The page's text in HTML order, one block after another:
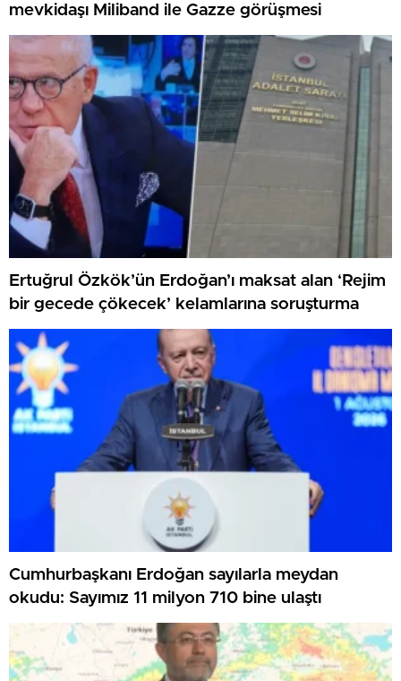
mevkidaşı Miliband ile Gazze görüşmesi
Ertuğrul Özkök’ün Erdoğan’ı maksat alan ‘Rejim
bir gecede çökecek’ kelamlarına soruşturma
Cumhurbaşkanı Erdoğan sayılarla meydan
okudu: Sayımız 11 milyon 710 bine ulaştı